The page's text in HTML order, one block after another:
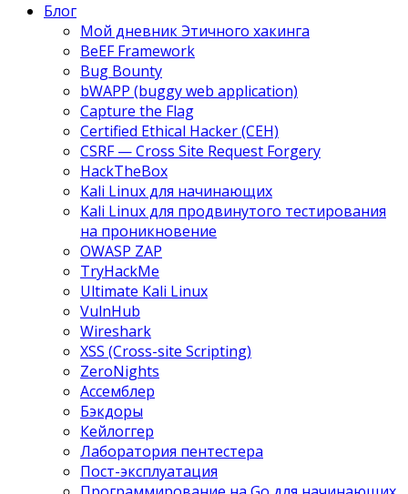
Блог
Мой дневник Этичного хакинга
BeEF Framework
Bug Bounty
bWAPP (buggy web application)
Capture the Flag
Certified Ethical Hacker (CEH)
CSRF — Cross Site Request Forgery
HackTheBox
Kali Linux для начинающих
Kali Linux для продвинутого тестирования
на проникновение
OWASP ZAP
TryHackMe
Ultimate Kali Linux
VulnHub
Wireshark
XSS (Cross-site Scripting)
ZeroNights
Ассемблер
Бэкдоры
Кейлоггер
Лаборатория пентестера
Пост-эксплуатация